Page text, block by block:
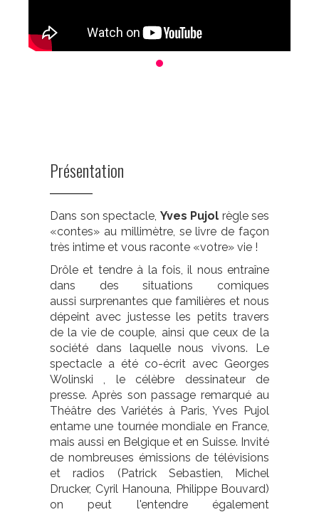
Présentation
Dans son spectacle, Yves Pujol règle ses
«contes» au millimètre, se livre de façon
très intime et vous raconte «votre» vie !
Drôle et tendre à la fois, il nous entraîne
dans des situations comiques
aussi surprenantes que familières et nous
dépeint avec justesse les petits travers
de la vie de couple, ainsi que ceux de la
société dans laquelle nous vivons. Le
spectacle a été co-écrit avec Georges
Wolinski , le célèbre dessinateur de
presse. Après son passage remarqué au
Théâtre des Variétés à Paris, Yves Pujol
entame une tournée mondiale en France,
mais aussi en Belgique et en Suisse. Invité
de nombreuses émissions de télévisions
et radios (Patrick Sebastien, Michel
Drucker, Cyril Hanouna, Philippe Bouvard)
on peut l'entendre également